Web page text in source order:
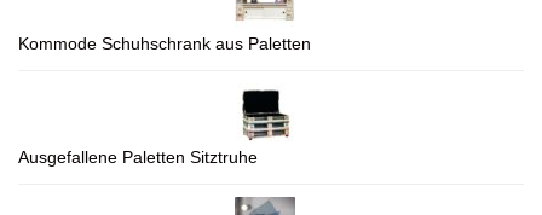
Kommode Schuhschrank aus Paletten
Ausgefallene Paletten Sitztruhe